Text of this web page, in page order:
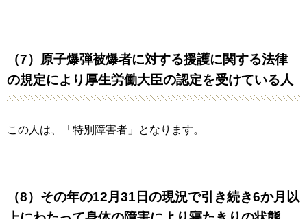
（7）原子爆弾被爆者に対する援護に関する法律
の規定により厚生労働大臣の認定を受けている人
この人は、「特別障害者」となります。
（8）その年の12月31日の現況で引き続き6か月以